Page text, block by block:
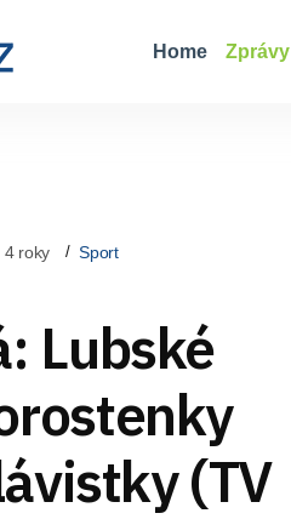
Home Zprávy
4 roky Sport
Lubské
(TV